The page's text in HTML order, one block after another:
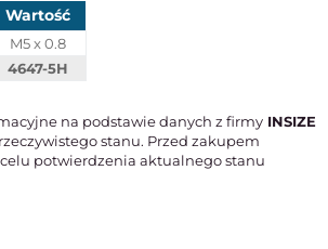
Wartość
M5 x 0.8
4647-5H
na podstawie danych z firmy INSIZE
stanu. Przed zakupem
potwierdzenia aktualnego stanu